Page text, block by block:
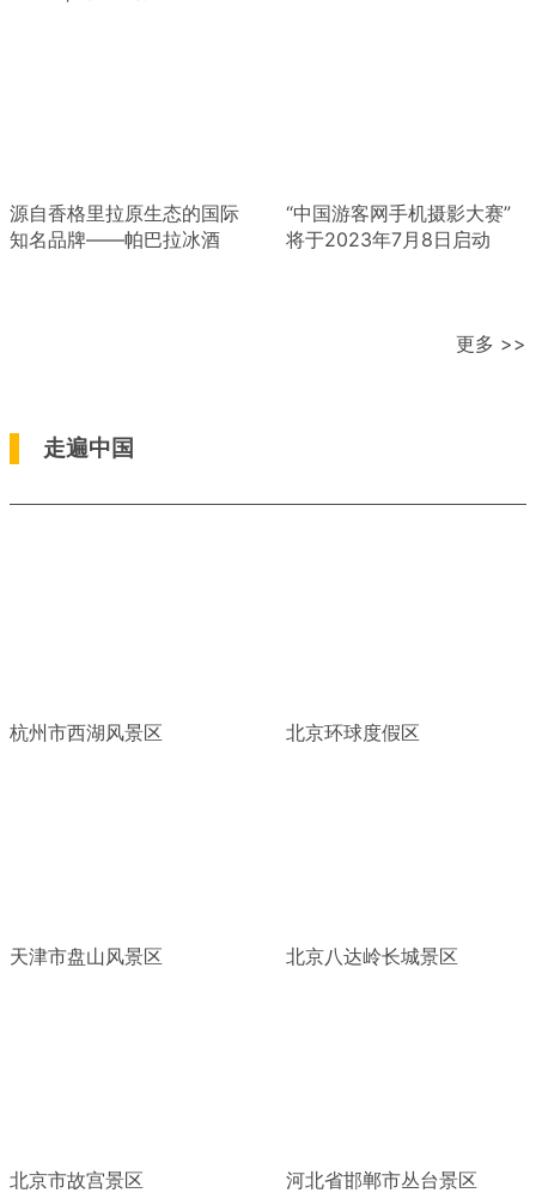
源自香格里拉原生态的国际
知名品牌——帕巴拉冰酒
“中国游客网手机摄影大赛”
将于2023年7月8日启动
更多 >>
走遍中国
杭州市西湖风景区 北京环球度假区
天津市盘山风景区 北京八达岭长城景区
北京市故宫景区 河北省邯郸市丛台景区